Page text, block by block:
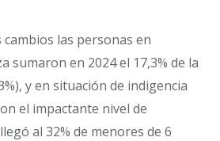
las personas en
sumaron en 2024 el 17,3% de la
y en situación de indigencia
el impactante nivel de
al 32% de menores de 6